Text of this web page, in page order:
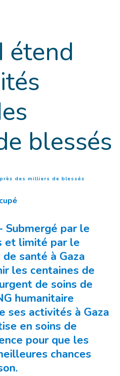
étend
blessés
des milliers de blessés
Submergé par le
et limité par le
santé à Gaza
les centaines de
de soins de
humanitaire
ses activités à Gaza
en soins de
pour que les
chances